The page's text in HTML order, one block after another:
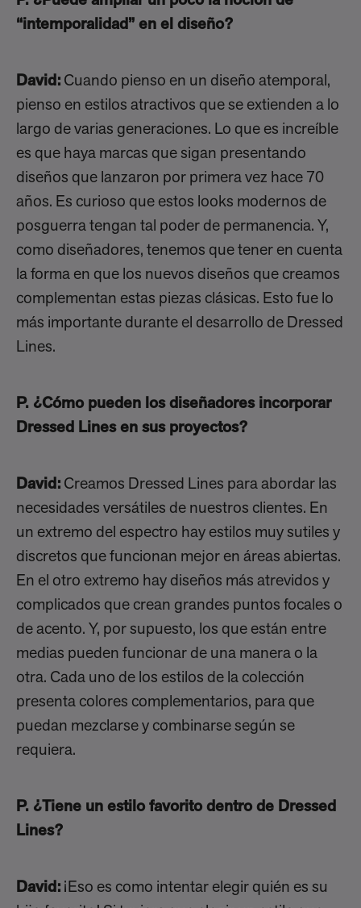
“intemporalidad” en el diseño?
David: Cuando pienso en un diseño atemporal,
pienso en estilos atractivos que se extienden a lo
largo de varias generaciones. Lo que es increíble
es que haya marcas que sigan presentando
diseños que lanzaron por primera vez hace 70
años. Es curioso que estos looks modernos de
posguerra tengan tal poder de permanencia. Y,
como diseñadores, tenemos que tener en cuenta
la forma en que los nuevos diseños que creamos
complementan estas piezas clásicas. Esto fue lo
más importante durante el desarrollo de Dressed
Lines.
P. ¿Cómo pueden los diseñadores incorporar
Dressed Lines en sus proyectos?
David: Creamos Dressed Lines para abordar las
necesidades versátiles de nuestros clientes. En
un extremo del espectro hay estilos muy sutiles y
discretos que funcionan mejor en áreas abiertas.
En el otro extremo hay diseños más atrevidos y
complicados que crean grandes puntos focales o
de acento. Y, por supuesto, los que están entre
medias pueden funcionar de una manera o la
otra. Cada uno de los estilos de la colección
presenta colores complementarios, para que
puedan mezclarse y combinarse según se
requiera.
P. ¿Tiene un estilo favorito dentro de Dressed
Lines?
David: ¡Eso es como intentar elegir quién es su